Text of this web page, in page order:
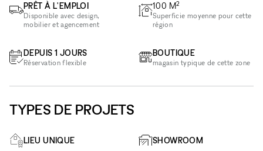
PRÊT À L'EMPLOI
Disponible avec design,
mobilier et agencement
DEPUIS 1 JOURS
Réservation flexible
100 M2
Superficie moyenne pour cette
région
BOUTIQUE
magasin typique de cette zone
TYPES DE PROJETS
LIEU UNIQUE SHOWROOM